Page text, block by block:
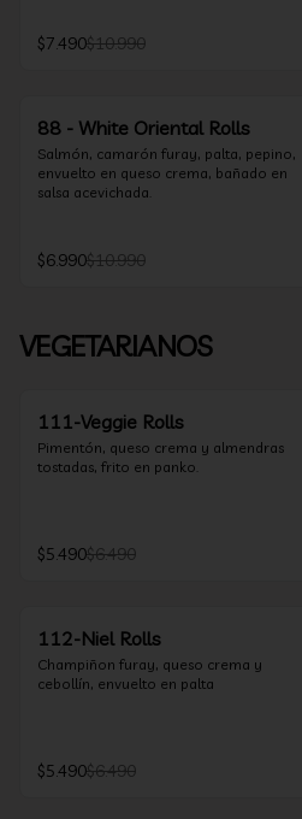
$7.490$10.990
88 - White Oriental Rolls
Salmón, camarón furay, palta, pepino,
envuelto en queso crema, bañado en
salsa acevichada.
$6.990$10.990
VEGETARIANOS
111-Veggie Rolls
Pimentón, queso crema y almendras
tostadas, frito en panko.
$5.490$6.490
112-Niel Rolls
Champiñon furay, queso crema y
cebollín, envuelto en palta
$5.490$6.490